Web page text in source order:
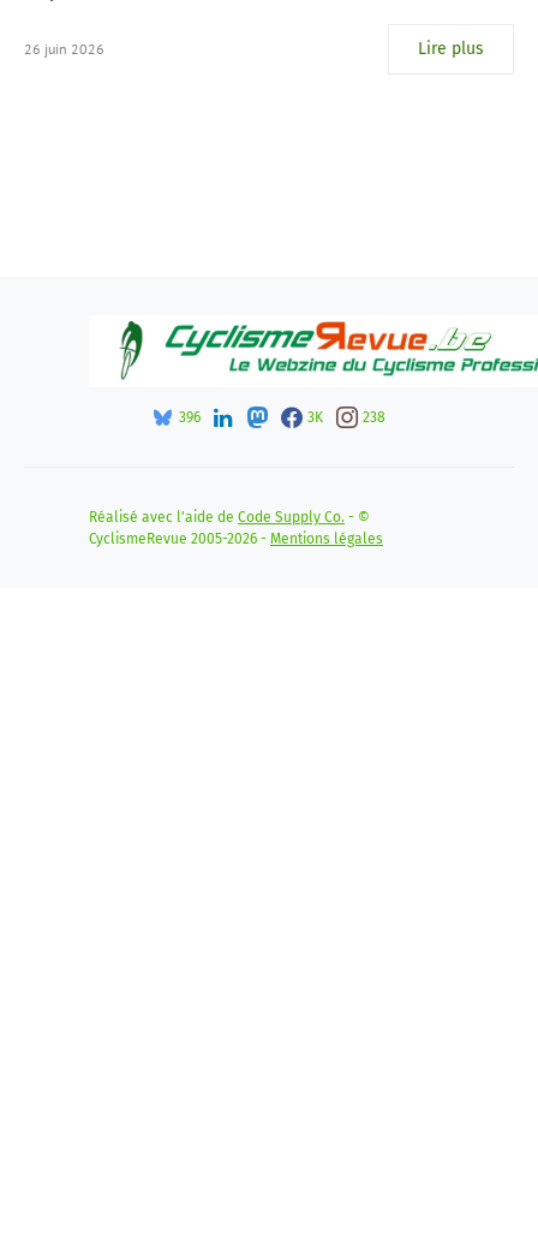
26 juin 2026 Lire plus
396 3K 238
Réalisé avec l'aide de Code Supply Co. - ©
CyclismeRevue 2005-2026 - Mentions légales